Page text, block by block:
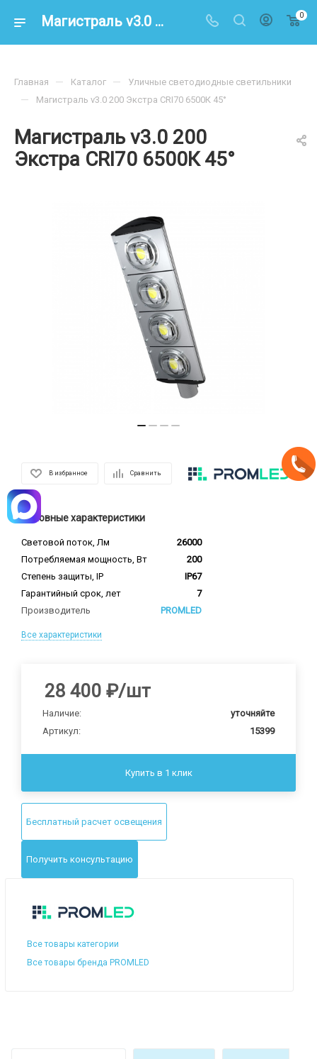
Магистраль v3.0 200 Экстра CRI70 6500К 45° – купить по цене 27800.00 в интернет-магазине energoresurs-spb.ru 0
Магистраль v3.0 200
Экстра CRI70 6500К 45°
Главная — Каталог — Уличные светодиодные светильники
— Магистраль v3.0 200 Экстра CRI70 6500К 45°
В избранное Сравнить
Основные характеристики
Световой поток, Лм
26000
Потребляемая мощность, Вт
200
Степень защиты, IP
IP67
Гарантийный срок, лет
7
Производитель
PROMLED
Все характеристики
28 400 ₽/шт
Наличие:
уточняйте
Артикул:
15399
Купить в 1 клик
Бесплатный расчет освещения
Получить консультацию
Все товары категории
Все товары бренда PROMLED